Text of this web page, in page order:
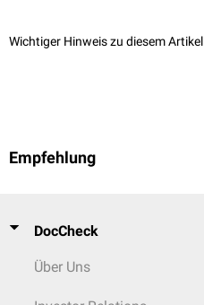
Wichtiger Hinweis zu diesem Artikel
Empfehlung
DocCheck
Über Uns